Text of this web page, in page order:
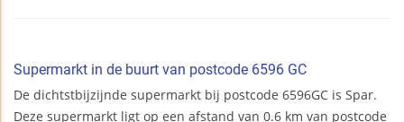
Supermarkt in de buurt van postcode 6596 GC
De dichtstbijzijnde supermarkt bij postcode 6596GC is Spar.
Deze supermarkt ligt op een afstand van 0.6 km van postcode